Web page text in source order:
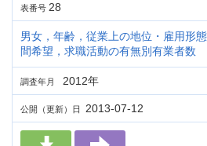
表番号 28
男女，年齢，従業上の地位・雇用形
間希望，求職活動の有無別有業者数
調査年月 2012年
公開（更新）日 2013-07-12